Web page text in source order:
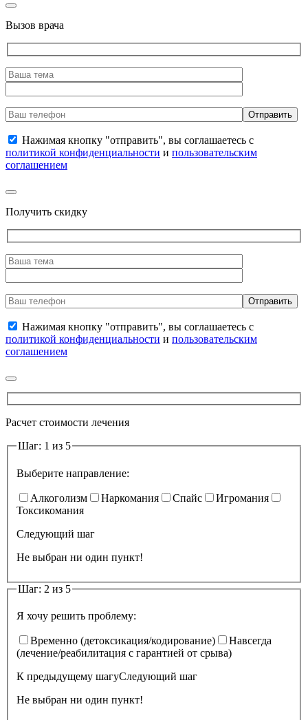
Вызов врача
Нажимая кнопку "отправить", вы соглашаетесь с
политикой конфиденциальности и пользовательским
соглашением
Получить скидку
Нажимая кнопку "отправить", вы соглашаетесь с
политикой конфиденциальности и пользовательским
соглашением
Расчет стоимости лечения
Шаг: 1 из 5
Выберите направление:
Алкоголизм Наркомания Спайс
Игромания
Токсикомания
Следующий шаг
Не выбран ни один пункт!
Шаг: 2 из 5
Я хочу решить проблему:
Временно (детоксикация/кодирование)
Навсегда
(лечение/реабилитация с гарантией от срыва)
К предыдущему шагуСледующий шаг
Не выбран ни один пункт!